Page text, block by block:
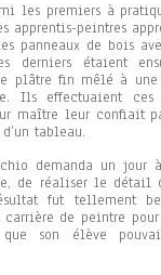
les premiers à
apprentis-peintres
panneaux de bois
derniers étaient
plâtre fin mêlé à une
Ils effectuaient ces
maître leur confiait
tableau.
demanda un jour
de réaliser le détail
fut tellement
carrière de peintre
son élève